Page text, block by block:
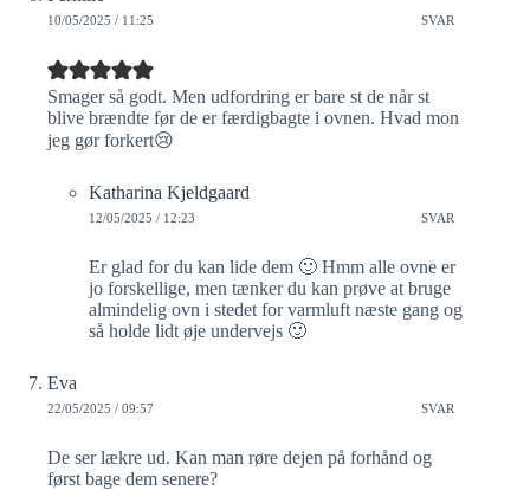
10/05/2025 / 11:25 SVAR
Smager så godt. Men udfordring er bare st de når st
blive brændte før de er færdigbagte i ovnen. Hvad mon
jeg gør forkert😢
Katharina Kjeldgaard
12/05/2025 / 12:23 SVAR
Er glad for du kan lide dem 🙂 Hmm alle ovne er
jo forskellige, men tænker du kan prøve at bruge
almindelig ovn i stedet for varmluft næste gang og
så holde lidt øje undervejs 🙂
Eva
22/05/2025 / 09:57 SVAR
De ser lækre ud. Kan man røre dejen på forhånd og
først bage dem senere?